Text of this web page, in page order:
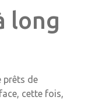
long
prêts de
cette fois,